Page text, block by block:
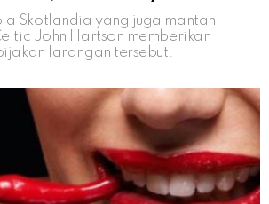
Skotlandia yang juga mantan
John Hartson memberikan
larangan tersebut.